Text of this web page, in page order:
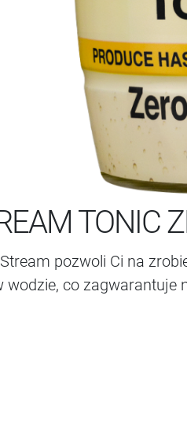
TONIC
pozwoli Ci na
co zagwarantuje